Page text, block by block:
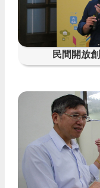
民間開放